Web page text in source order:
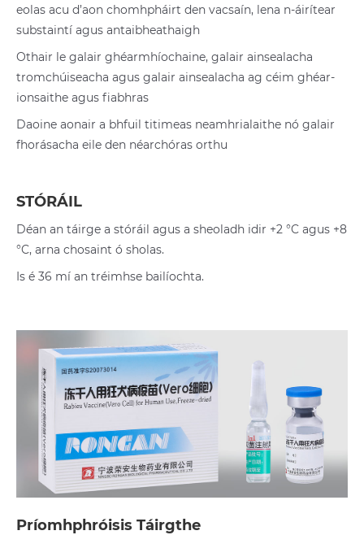
eolas acu d’aon chomhpháirt den vacsaín, lena n-áirítear
substaintí agus antaibheathaigh
Othair le galair ghéarmhíochaine, galair ainsealacha
tromchúiseacha agus galair ainsealacha ag céim ghéar-
ionsaithe agus fiabhras
Daoine aonair a bhfuil titimeas neamhrialaithe nó galair
fhorásacha eile den néarchóras orthu
STÓRÁIL
Déan an táirge a stóráil agus a sheoladh idir +2 °C agus +8
°C, arna chosaint ó sholas.
Is é 36 mí an tréimhse bailíochta.
Príomhphróisis Táirgthe